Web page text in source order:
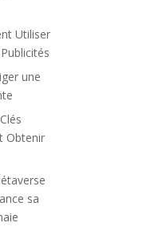
Utiliser
une
Obtenir
sa